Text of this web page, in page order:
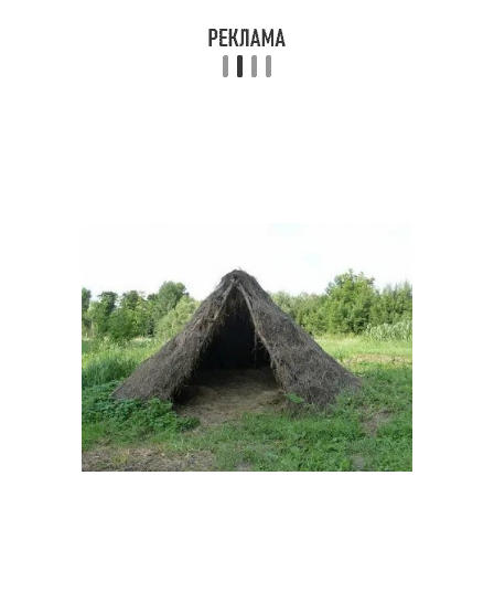
Шалаш из веток Круговой шалаш
Шалаш на даче Идеи для шалаша